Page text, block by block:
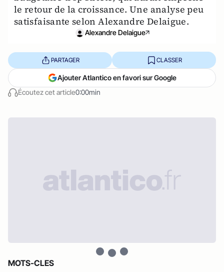
le retour de la croissance. Une analyse peu
satisfaisante selon Alexandre Delaigue.
Alexandre Delaigue
Écoutez cet article0:00min
PARTAGER CLASSER
Ajouter Atlantico en favori sur Google
MOTS-CLES